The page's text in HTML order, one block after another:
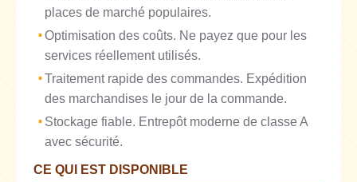
places de marché populaires.
Optimisation des coûts. Ne payez que pour les
services réellement utilisés.
Traitement rapide des commandes. Expédition
des marchandises le jour de la commande.
Stockage fiable. Entrepôt moderne de classe A
avec sécurité.
CE QUI EST DISPONIBLE